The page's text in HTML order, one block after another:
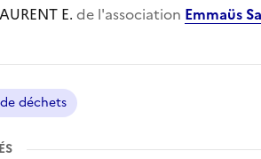
E. de l'association Emmaüs
déchets